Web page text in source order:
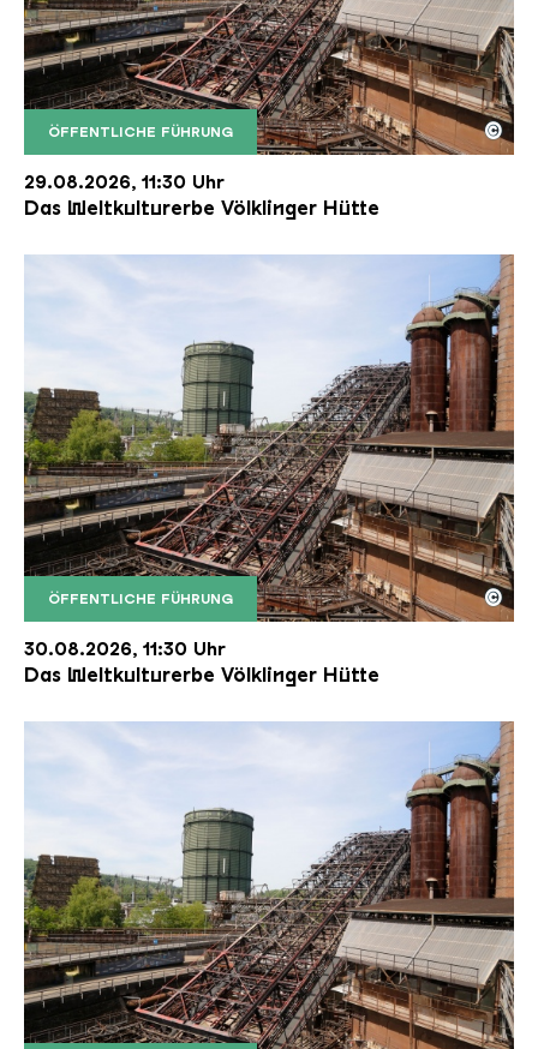
ÖFFENTLICHE FÜHRUNG
Der Erzschrägaufzug der Völklinger Hütte mit
Copyright: Weltkulturerbe Völklinger Hütte | Karl
©
29.08.2026, 11:30 Uhr
Das Weltkulturerbe Völklinger Hütte
ÖFFENTLICHE FÜHRUNG
Der Erzschrägaufzug der Völklinger Hütte mit
Copyright: Weltkulturerbe Völklinger Hütte | Karl
©
30.08.2026, 11:30 Uhr
Das Weltkulturerbe Völklinger Hütte